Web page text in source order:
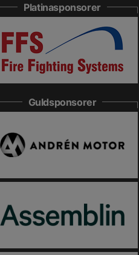
Platinasponsorer
Guldsponsorer